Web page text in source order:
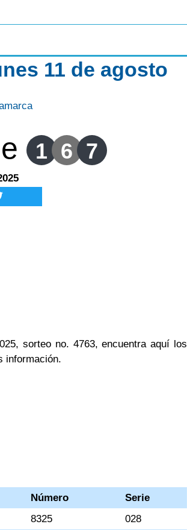
11 de agosto
1 6 7
sorteo no. 4763, encuentra aquí los
información.
Número
Serie
8325
028